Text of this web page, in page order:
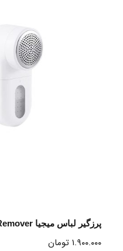
انتخابپرزگیر لباس میجیا Mijia Lint Remover
۱.۹۰۰.۰۰۰ تومان